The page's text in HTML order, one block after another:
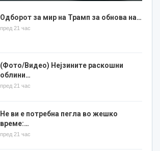
Одборот за мир на Трамп за обнова на…
пред 21 час
(Фото/Видео) Нејзините раскошни
облини…
пред 21 час
Не ви е потребна пегла во жешко
време:…
пред 21 час